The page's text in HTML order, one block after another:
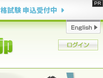
試験 申込受付中